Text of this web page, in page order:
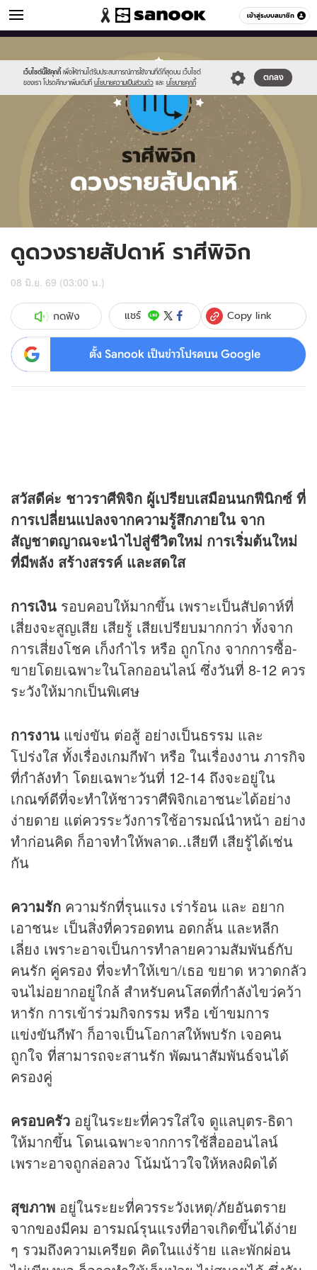
เข้าสู่ระบบสมาชิก
ดูดวง หมวดอื่นๆ
เว็บไซต์นี้ใช้คุกกี้ เพื่อให้ท่านได้รับประสบการณ์การใช้งานที่ดีที่สุดบน เว็บไซต์
ของเรา โปรดศึกษาเพิ่มเติมที่ นโยบายความเป็นส่วนตัว และ นโยบายคุกกี้
ตกลง
new-
sanook.png
horoscope-
scorpio_zodi.jpg
ดูดวงรายสัปดาห์ ราศีพิจิก
08 มิ.ย. 69 (03:00 น.)
กดฟัง แชร์ Copy link
ตั้ง Sanook เป็นข่าวโปรดบน Google
สวัสดีค่ะ ชาวราศีพิจิก ผู้เปรียบเสมือนนกฟีนิกซ์ ที่
การเปลี่ยนแปลงจากความรู้สึกภายใน จาก
สัญชาตญาณจะนำไปสู่ชีวิตใหม่ การเริ่มต้นใหม่
ที่มีพลัง สร้างสรรค์ และสดใส
การเงิน รอบคอบให้มากขึ้น เพราะเป็นสัปดาห์ที่
เสี่ยงจะสูญเสีย เสียรู้ เสียเปรียบมากกว่า ทั้งจาก
การเสี่ยงโชค เก็งกำไร หรือ ถูกโกง จากการซื้อ-
ขายโดยเฉพาะในโลกออนไลน์ ซึ่งวันที่ 8-12 ควร
ระวังให้มากเป็นพิเศษ
การงาน แข่งขัน ต่อสู้ อย่างเป็นธรรม และ
โปร่งใส ทั้งเรื่องเกมกีฬา หรือ ในเรื่องงาน ภารกิจ
ที่กำลังทำ โดยเฉพาะวันที่ 12-14 ถึงจะอยู่ใน
เกณฑ์ดีที่จะทำให้ชาวราศีพิจิกเอาชนะได้อย่าง
ง่ายดาย แต่ควรระวังการใช้อารมณ์นำหน้า อย่าง
ทำก่อนคิด ก็อาจทำให้พลาด..เสียที เสียรู้ได้เช่น
กัน
ความรัก ความรักที่รุนแรง เร่าร้อน และ อยาก
เอาชนะ เป็นสิ่งที่ควรอดทน อดกลั้น และหลีก
เลี่ยง เพราะอาจเป็นการทำลายความสัมพันธ์กับ
คนรัก คู่ครอง ที่จะทำให้เขา/เธอ ขยาด หวาดกลัว
จนไม่อยากอยู่ใกล้ สำหรับคนโสดที่กำลังไขว่คว้า
หารัก การเข้าร่วมกิจกรรม หรือ เข้าขมการ
แข่งขันกีฬา ก็อาจเป็นโอกาสให้พบรัก เจอคน
ถูกใจ ที่สามารถจะสานรัก พัฒนาสัมพันธ์จนได้
ครองคู่
ครอบครัว อยู่ในระยะที่ควรใส่ใจ ดูแลบุตร-ธิดา
ให้มากขึ้น โดนเฉพาะจากการใช้สื่อออนไลน์
เพราะอาจถูกล่อลวง โน้มน้าวใจให้หลงผิดได้
สุขภาพ อยู่ในระยะที่ควรระวังเหตุ/ภัยอันตราย
จากของมีคม อารมณ์รุนแรงที่อาจเกิดขึ้นได้ง่าย
ๆ รวมถึงความเครียด คิดในแง่ร้าย และพักผ่อน